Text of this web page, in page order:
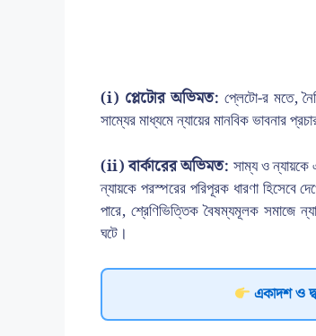
(i) প্লেটোর অভিমত: প্লেটো-র মতে,
সাম্যের মাধ্যমে ন্যায়ের মানবিক ভাবনার
(ii) বার্কারের অভিমত: সাম্য ও ন্যায়কে
ন্যায়কে পরস্পরের পরিপূরক ধারণা হিসেবে
পারে, শ্রেণিভিত্তিক বৈষম্যমূলক সমাজে
ঘটে।
একাদশ ও